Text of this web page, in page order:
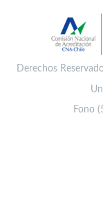
Derechos
Fono